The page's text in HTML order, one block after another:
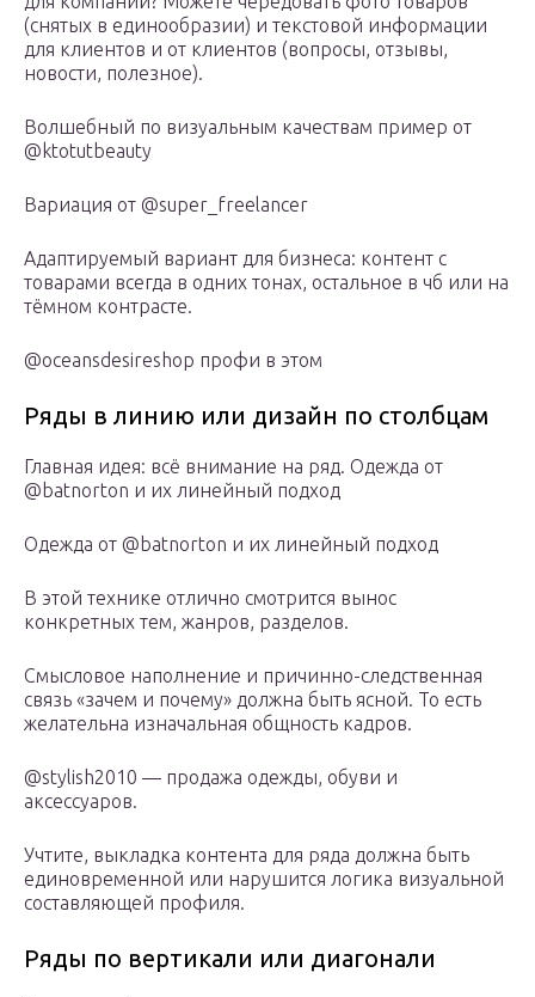
(снятых в единообразии) и текстовой информации
для клиентов и от клиентов (вопросы, отзывы,
новости, полезное).
Волшебный по визуальным качествам пример от
@ktotutbeauty
Вариация от @super_freelancer
Адаптируемый вариант для бизнеса: контент с
товарами всегда в одних тонах, остальное в чб или на
тёмном контрасте.
@oceansdesireshop профи в этом
Ряды в линию или дизайн по столбцам
Главная идея: всё внимание на ряд. Одежда от
@batnorton и их линейный подход
Одежда от @batnorton и их линейный подход
В этой технике отлично смотрится вынос
конкретных тем, жанров, разделов.
Смысловое наполнение и причинно-следственная
связь «зачем и почему» должна быть ясной. То есть
желательна изначальная общность кадров.
@stylish2010 — продажа одежды, обуви и
аксессуаров.
Учтите, выкладка контента для ряда должна быть
единовременной или нарушится логика визуальной
составляющей профиля.
Ряды по вертикали или диагонали